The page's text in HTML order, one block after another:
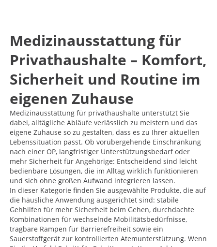
Medizinausstattung für
Privathaushalte – Komfort,
Sicherheit und Routine im
eigenen Zuhause
Medizinausstattung für privathaushalte unterstützt Sie
dabei, alltägliche Abläufe verlässlich zu meistern und das
eigene Zuhause so zu gestalten, dass es zu Ihrer aktuellen
Lebenssituation passt. Ob vorübergehende Einschränkung
nach einer OP, langfristiger Unterstützungsbedarf oder
mehr Sicherheit für Angehörige: Entscheidend sind leicht
bedienbare Lösungen, die im Alltag wirklich funktionieren
und sich ohne großen Aufwand integrieren lassen.
In dieser Kategorie finden Sie ausgewählte Produkte, die auf
die häusliche Anwendung ausgerichtet sind: stabile
Gehhilfen für mehr Sicherheit beim Gehen, durchdachte
Kombinationen für wechselnde Mobilitätsbedürfnisse,
tragbare Rampen für Barrierefreiheit sowie ein
Sauerstoffgerät zur kontrollierten Atemunterstützung. Wenn